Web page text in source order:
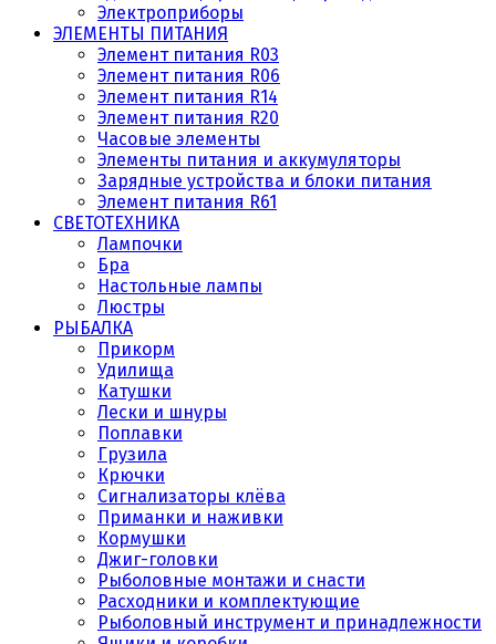
Электроприборы
ЭЛЕМЕНТЫ ПИТАНИЯ
Элемент питания R03
Элемент питания R06
Элемент питания R14
Элемент питания R20
Часовые элементы
Элементы питания и аккумуляторы
Зарядные устройства и блоки питания
Элемент питания R61
СВЕТОТЕХНИКА
Лампочки
Бра
Настольные лампы
Люстры
РЫБАЛКА
Прикорм
Удилища
Катушки
Лески и шнуры
Поплавки
Грузила
Крючки
Сигнализаторы клёва
Приманки и наживки
Кормушки
Джиг-головки
Рыболовные монтажи и снасти
Расходники и комплектующие
Рыболовный инструмент и принадлежности